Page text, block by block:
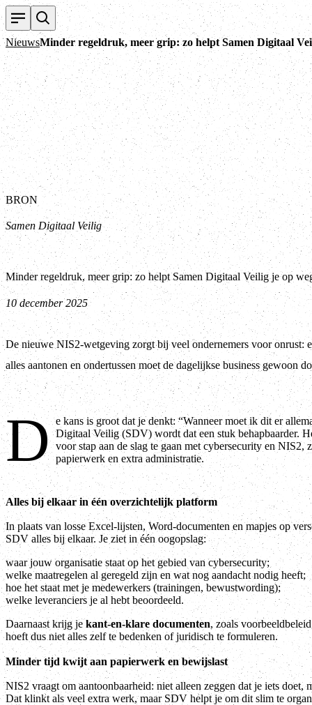
NieuwsMinder regeldruk, meer grip: zo helpt Samen Digitaal
BRON
Samen Digitaal Veilig
Minder regeldruk, meer grip: zo helpt Samen Digitaal Veilig je op
10 december 2025
De nieuwe NIS2-wetgeving zorgt bij veel ondernemers voor onrust:
alles aantonen en ondertussen moet de dagelijkse business gewoon
D e kans is groot dat je denkt: “Wanneer moet ik dit er
Digitaal Veilig (SDV) wordt dat een stuk behapbaarder.
voor stap aan de slag te gaan met cybersecurity en NIS2,
papierwerk en extra administratie.
Alles bij elkaar in één overzichtelijk platform
In plaats van losse Excel-lijsten, Word-documenten en mapjes op
SDV alles bij elkaar. Je ziet in één oogopslag:
waar jouw organisatie staat op het gebied van cybersecurity;
welke maatregelen al geregeld zijn en wat nog aandacht nodig heeft;
hoe het staat met je medewerkers (trainingen, bewustwording);
welke leveranciers je al hebt beoordeeld.
Daarnaast krijg jekant-en-klare documenten, zoals
hoeft dus niet alles zelf te bedenken of juridisch te formuleren.
Minder tijd kwijt aan papierwerk en bewijslast
NIS2 vraagt om aantoonbaarheid: niet alleen zeggen dat je iets doet,
Dat klinkt als veel extra werk, maar SDV helpt je om dit slim te